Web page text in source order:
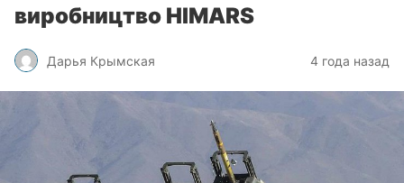
виробництво HIMARS
Дарья Крымская 4 года назад